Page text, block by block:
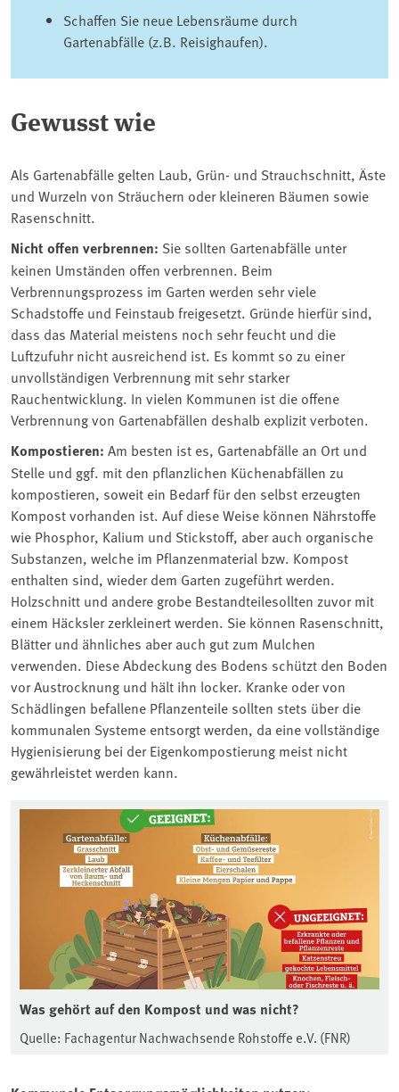
Schaffen Sie neue Lebensräume durch
Gartenabfälle (z.B. Reisighaufen).
Gewusst wie
Als Gartenabfälle gelten Laub, Grün- und Strauchschnitt, Äste
und Wurzeln von Sträuchern oder kleineren Bäumen sowie
Rasenschnitt.
Nicht offen verbrennen: Sie sollten Gartenabfälle unter
keinen Umständen offen verbrennen. Beim
Verbrennungsprozess im Garten werden sehr viele
Schadstoffe und Feinstaub freigesetzt. Gründe hierfür sind,
dass das Material meistens noch sehr feucht und die
Luftzufuhr nicht ausreichend ist. Es kommt so zu einer
unvollständigen Verbrennung mit sehr starker
Rauchentwicklung. In vielen Kommunen ist die offene
Verbrennung von Gartenabfällen deshalb explizit verboten.
Kompostieren: Am besten ist es, Gartenabfälle an Ort und
Stelle und ggf. mit den pflanzlichen Küchenabfällen zu
kompostieren, soweit ein Bedarf für den selbst erzeugten
Kompost vorhanden ist. Auf diese Weise können Nährstoffe
wie Phosphor, Kalium und Stickstoff, aber auch organische
Substanzen, welche im Pflanzenmaterial bzw. Kompost
enthalten sind, wieder dem Garten zugeführt werden.
Holzschnitt und andere grobe Bestandteilesollten zuvor mit
einem Häcksler zerkleinert werden. Sie können Rasenschnitt,
Blätter und ähnliches aber auch gut zum Mulchen
verwenden. Diese Abdeckung des Bodens schützt den Boden
vor Austrocknung und hält ihn locker. Kranke oder von
Schädlingen befallene Pflanzenteile sollten stets über die
kommunalen Systeme entsorgt werden, da eine vollständige
Hygienisierung bei der Eigenkompostierung meist nicht
gewährleistet werden kann.
Was gehört auf den Kompost und was nicht?
Quelle: Fachagentur Nachwachsende Rohstoffe e.V. (FNR)